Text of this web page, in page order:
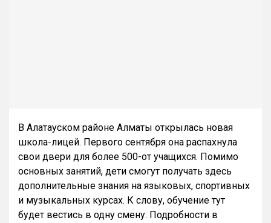
В Алатауском районе Алматы открылась новая
школа-лицей. Первого сентября она распахнула
свои двери для более 500-от учащихся. Помимо
основных занятий, дети смогут получать здесь
дополнительные знания на языковых, спортивных
и музыкальных курсах. К слову, обучение тут
будет вестись в одну смену. Подробности в